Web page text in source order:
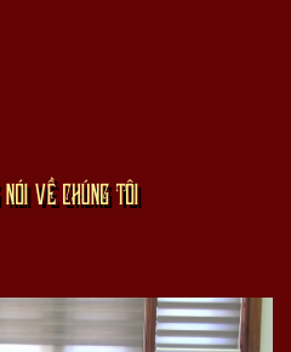
VỀ CHÚNG TÔI